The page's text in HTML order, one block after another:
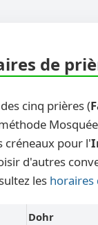
de
cinq prières (
créneaux pour l'
d'autres
les horaires
Dohr